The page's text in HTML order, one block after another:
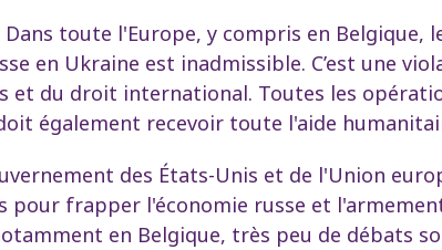
toute l'Europe, y compris en Belgique,
en Ukraine est inadmissible. C’est une
et du droit international. Toutes les
également recevoir toute l'aide
des États-Unis et de l'Union
pour frapper l'économie russe et
en Belgique, très peu de débats